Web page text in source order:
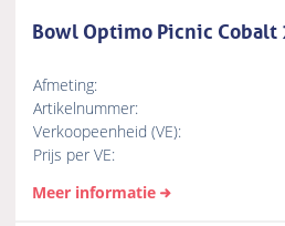
Bowl Optimo Picnic Cobalt
Afmeting:
Artikelnummer:
Verkoopeenheid (VE):
Prijs per VE:
Meer informatie